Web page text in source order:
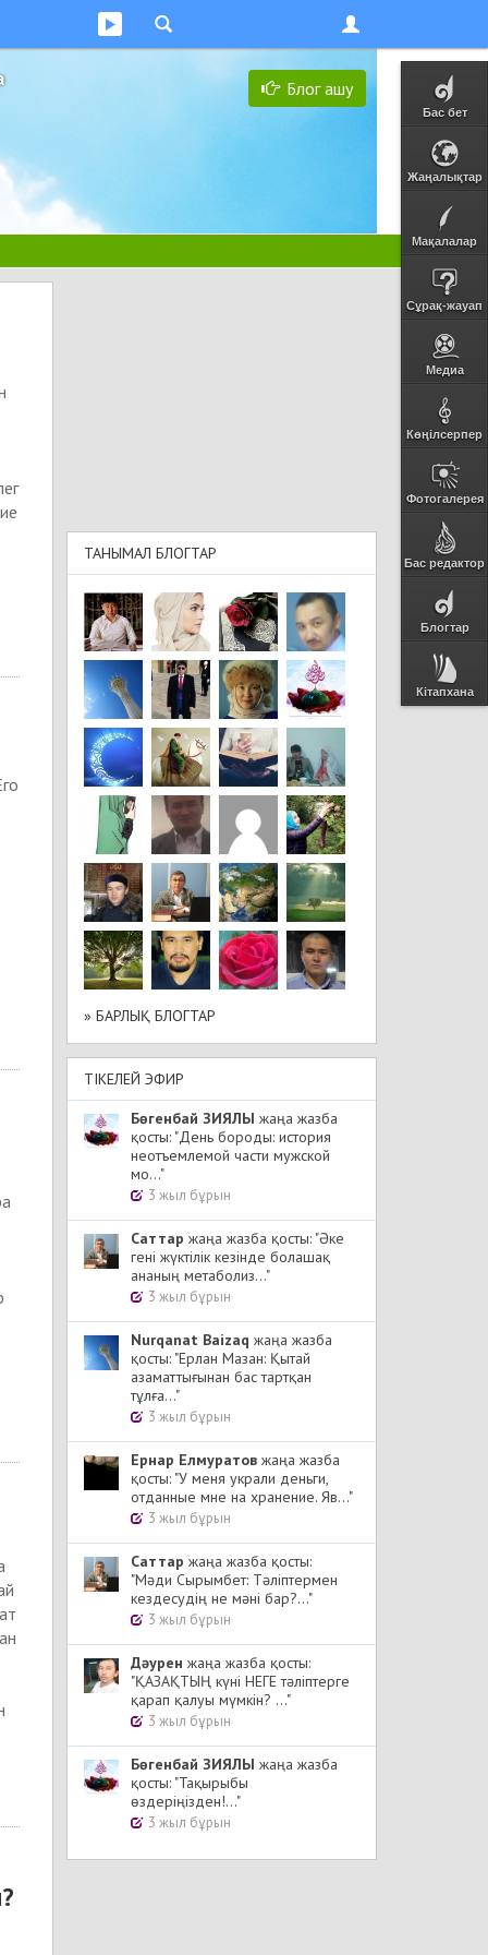
Бас бет
Жаңалықтар
Мақалалар
Сұрақ-жауап
Медиа
Көңілсерпер
Фотогалерея
Бас редактор
Блогтар
Кітапхана
Блог ашу
ТАНЫМАЛ БЛОГТАР
» БАРЛЫҚ БЛОГТАР
ТІКЕЛЕЙ ЭФИР
Бөгенбай ЗИЯЛЫ жаңа жазба
қосты: "День бороды: история
неотъемлемой части мужской
мо..."
3 жыл бұрын
Cаттар жаңа жазба қосты: "Әке
гені жүктілік кезінде болашақ
ананың метаболиз..."
3 жыл бұрын
Nurqanat Baizaq жаңа жазба
қосты: "Ерлан Мазан: Қытай
азаматтығынан бас тартқан
тұлға..."
3 жыл бұрын
Ернар Елмуратов жаңа жазба
қосты: "У меня украли деньги,
отданные мне на хранение. Яв..."
3 жыл бұрын
Cаттар жаңа жазба қосты:
"Мәди Сырымбет: Тәліптермен
кездесудің не мәні бар?..."
3 жыл бұрын
Дәурен жаңа жазба қосты:
"ҚАЗАҚТЫҢ күні НЕГЕ тәліптерге
қарап қалуы мүмкін? ..."
3 жыл бұрын
Бөгенбай ЗИЯЛЫ жаңа жазба
қосты: "Тақырыбы
өздеріңізден!..."
3 жыл бұрын